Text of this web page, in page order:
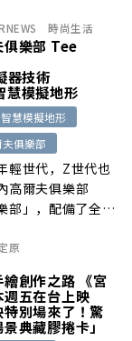
時尚生活
俱樂部 Tee
器技術
模擬地形
慧模擬地形
俱樂部
輕世代，Z世代也
高爾夫俱樂部
部」，配備了全球
原真實球場體驗
首家導入模擬地
內高爾夫場域。
原
創作之路 《宮
五在台上映
別場來了！驚
典藏膠捲卡」